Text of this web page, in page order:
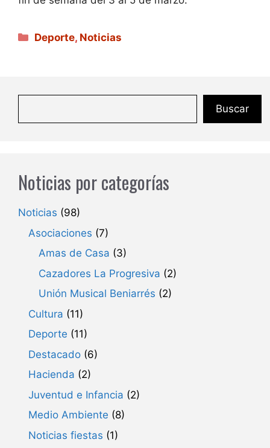
Categorías
Deporte, Noticias
Buscar
Noticias por categorías
Noticias (98)
Asociaciones (7)
Amas de Casa (3)
Cazadores La Progresiva (2)
Unión Musical Beniarrés (2)
Cultura (11)
Deporte (11)
Destacado (6)
Hacienda (2)
Juventud e Infancia (2)
Medio Ambiente (8)
Noticias fiestas (1)